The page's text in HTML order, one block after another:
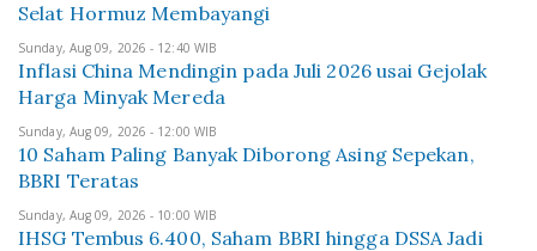
Selat Hormuz Membayangi
Sunday, Aug 09, 2026 - 12:40 WIB
Inflasi China Mendingin pada Juli 2026 usai Gejolak
Harga Minyak Mereda
Sunday, Aug 09, 2026 - 12:00 WIB
10 Saham Paling Banyak Diborong Asing Sepekan,
BBRI Teratas
Sunday, Aug 09, 2026 - 10:00 WIB
IHSG Tembus 6.400, Saham BBRI hingga DSSA Jadi